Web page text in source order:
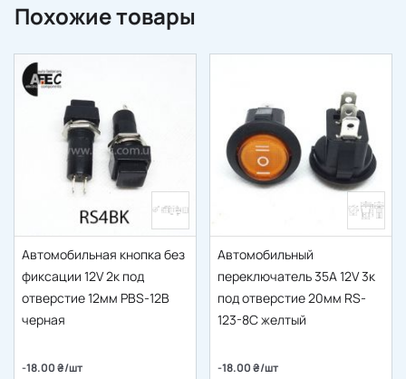
Похожие товары
Автомобильная кнопка без
фиксации 12V 2к под
отверстие 12мм PBS-12B
черная
-18.00 ₴/шт
Автомобильный
переключатель 35A 12V 3к
под отверстие 20мм RS-
123-8C желтый
-18.00 ₴/шт